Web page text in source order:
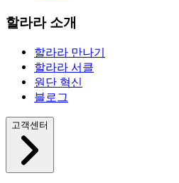
할라라 소개
할라라 만나기
할라라 서클
원단 혁신
블로그
고객센터